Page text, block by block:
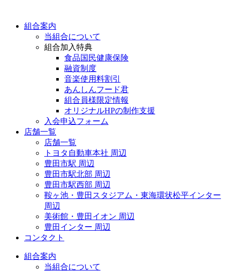
組合案内
当組合について
組合加入特典
食品国民健康保険
融資制度
音楽使用料割引
あんしんフード君
組合員様限定情報
オリジナルHPの制作支援
入会申込フォーム
店舗一覧
店舗一覧
トヨタ自動車本社 周辺
豊田市駅 周辺
豊田市駅北部 周辺
豊田市駅西部 周辺
鞍ヶ池・豊田スタジアム・東海環状松平インター
周辺
美術館・豊田イオン 周辺
豊田インター 周辺
コンタクト
組合案内
当組合について